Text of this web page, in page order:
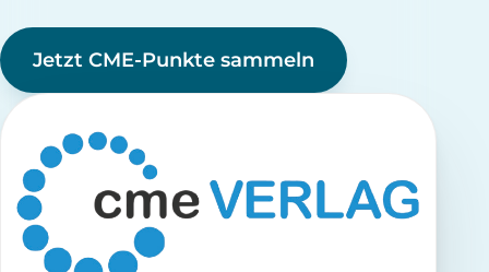
Jetzt CME-Punkte sammeln